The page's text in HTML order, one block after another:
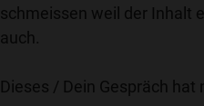
schmeissen weil der Inhalt
auch.
Dieses / Dein Gespräch hat